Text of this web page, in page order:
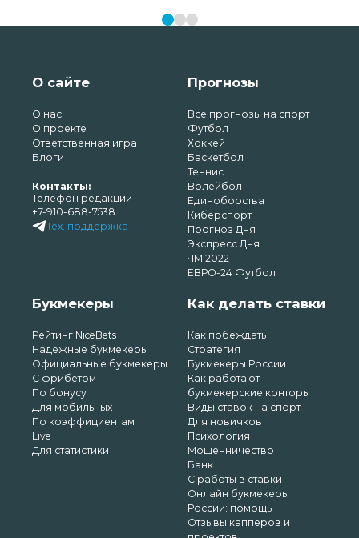
О сайте
О нас
О проекте
Ответственная игра
Блоги
Контакты:
Телефон редакции
+7-910-688-7538
Тех. поддержка
Прогнозы
Все прогнозы на спорт
Футбол
Хоккей
Баскетбол
Теннис
Волейбол
Единоборства
Киберспорт
Прогноз Дня
Экспресс Дня
ЧМ 2022
ЕВРО-24 Футбол
Букмекеры
Рейтинг NiceBets
Надежные букмекеры
Официальные букмекеры
С фрибетом
По бонусу
Для мобильных
По коэффициентам
Live
Для статистики
Как делать ставки
Как побеждать
Стратегия
Букмекеры России
Как работают
букмекерские конторы
Виды ставок на спорт
Для новичков
Психология
Мошенничество
Банк
С работы в ставки
Онлайн букмекеры
России: помощь
Отзывы капперов и